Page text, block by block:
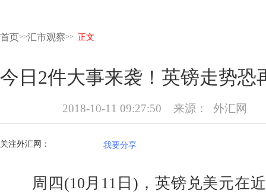
首页>>汇市观察>> 正文
今日2件大事来袭！英镑走势恐
2018-10-11 09:27:50 来源： 外汇网
关注外汇网： 我要分享
周四(10月11日)，英镑兑美元在近